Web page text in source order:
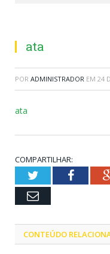
ata
POR ADMINISTRADOR EM 24
ata
COMPARTILHAR:
Twitter
Email
CONTEÚDO